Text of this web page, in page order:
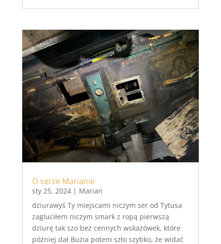
O serze Marianie
sty 25, 2024| Marian
dziurawyś Ty miejscami niczym ser od Tytusa
zagluciłem niczym smark z ropą pierwszą
dziurę tak szo bez cennych wskazówek, które
później dał Buzia potem szło szybko, że widać